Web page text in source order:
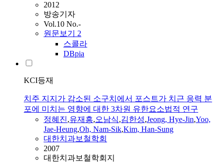
2012
방송기자
Vol.10 No.-
원문보기 2
스콜라
DBpia
KCI등재
치주 지지가 감소된 소구치에서 포스트가 치근 응력 분
포에 미치는 영향에 대한 3차원 유한요소법적 연구
정혜진,유재흥,오남식,김한성,Jeong, Hye-Jin,Yoo,
Jae-Heung,Oh, Nam-Sik,Kim, Han-Sung
대한치과보철학회
2007
대한치과보철학회지